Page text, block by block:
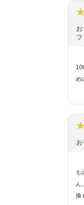
め
も
ん
換